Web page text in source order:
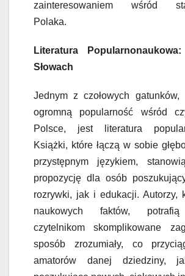
zainteresowaniem wśród
Polaka.
Literatura
Słowach
Jednym z czołowych gatunków,
ogromną popularność wśród
Polsce, jest literatura
Książki, które łączą w sobie
przystępnym językiem,
propozycję dla osób
rozrywki, jak i edukacji. Autorzy,
naukowych faktów,
czytelnikom skomplikowane
sposób zrozumiały, co
amatorów danej dziedziny,